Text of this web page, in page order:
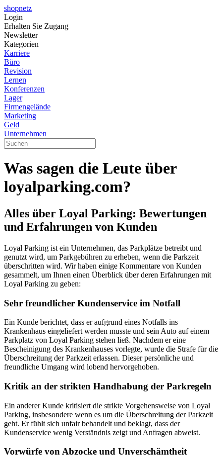
shopnetz
Login
Erhalten Sie Zugang
Newsletter
Kategorien
Karriere
Büro
Revision
Lernen
Konferenzen
Lager
Firmengelände
Marketing
Geld
Unternehmen
Was sagen die Leute über
loyalparking.com?
Alles über Loyal Parking: Bewertungen
und Erfahrungen von Kunden
Loyal Parking ist ein Unternehmen, das Parkplätze betreibt und
genutzt wird, um Parkgebühren zu erheben, wenn die Parkzeit
überschritten wird. Wir haben einige Kommentare von Kunden
gesammelt, um Ihnen einen Überblick über deren Erfahrungen mit
Loyal Parking zu geben:
Sehr freundlicher Kundenservice im Notfall
Ein Kunde berichtet, dass er aufgrund eines Notfalls ins
Krankenhaus eingeliefert werden musste und sein Auto auf einem
Parkplatz von Loyal Parking stehen ließ. Nachdem er eine
Bescheinigung des Krankenhauses vorlegte, wurde die Strafe für die
Überschreitung der Parkzeit erlassen. Dieser persönliche und
freundliche Umgang wird lobend hervorgehoben.
Kritik an der strikten Handhabung der Parkregeln
Ein anderer Kunde kritisiert die strikte Vorgehensweise von Loyal
Parking, insbesondere wenn es um die Überschreitung der Parkzeit
geht. Er fühlt sich unfair behandelt und beklagt, dass der
Kundenservice wenig Verständnis zeigt und Anfragen abweist.
Vorwürfe von Abzocke und Unverschämtheit